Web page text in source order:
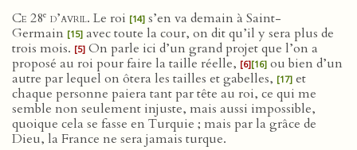
Ce 28e d’avril. Le roi [14] s’en va demain à Saint-
Germain [15] avec toute la cour, on dit qu’il y sera plus de
trois mois. [5] On parle ici d’un grand projet que l’on a
proposé au roi pour faire la taille réelle, [6][16] ou bien d’un
autre par lequel on ôtera les tailles et gabelles, [17] et
chaque personne paiera tant par tête au roi, ce qui me
semble non seulement injuste, mais aussi impossible,
quoique cela se fasse en Turquie ; mais par la grâce de
Dieu, la France ne sera jamais turque.